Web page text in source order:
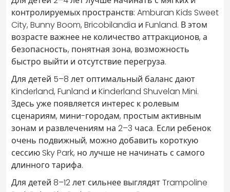
контролируемых пространств: Amburan Kids Sweet
City, Bunny Boom, Bricobilandia и Funland. В этом
возрасте важнее не количество аттракционов, а
безопасность, понятная зона, возможность
быстро выйти и отсутствие перегруза.
Для детей 5–8 лет оптимальный баланс дают
Kinderland, Funland и Kinderland Shuvelan Mini.
Здесь уже появляется интерес к ролевым
сценариям, мини-городам, простым активным
зонам и развлечениям на 2–3 часа. Если ребенок
очень подвижный, можно добавить короткую
сессию Sky Park, но лучше не начинать с самого
длинного тарифа.
Для детей 8–12 лет сильнее выглядят Trampoline